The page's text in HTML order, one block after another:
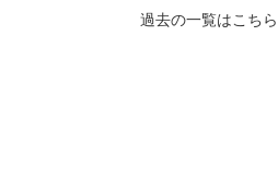
過去の一覧はこちら